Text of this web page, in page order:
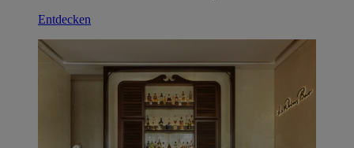
Entdecken